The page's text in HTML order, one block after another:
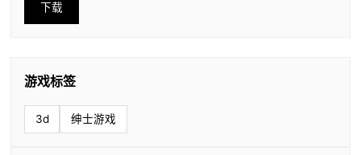
下载
游戏标签
3d 绅士游戏